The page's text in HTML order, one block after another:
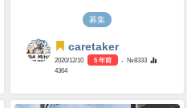
募集
caretaker
2020/12/10 5 年前
- №8333
4364